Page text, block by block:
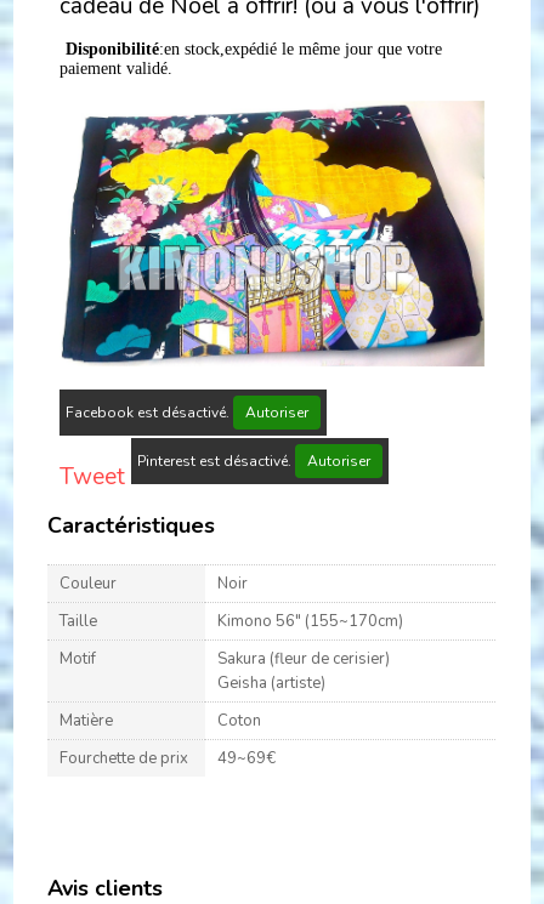
Disponibilité:en stock,expédié le même jour que votre
paiement validé.
Facebook est désactivé. Autoriser
Tweet Pinterest est désactivé. Autoriser
Caractéristiques
Couleur
Noir
Taille
Kimono 56" (155~170cm)
Motif
Sakura (fleur de cerisier)
Geisha (artiste)
Matière
Coton
Fourchette de prix
49~69€
Avis clients